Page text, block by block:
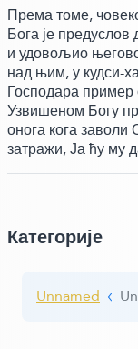
Према томе,
Бога је
и удовољио
над њим, у кудси-
Господара
Узвишеном Богу
онога кога заволи
затражи, Ја ћу му
Категорије
Unnamed